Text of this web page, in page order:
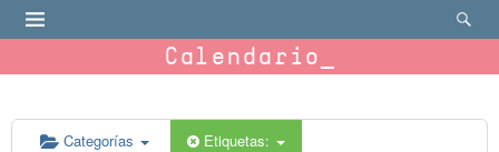
Calendario
Categorías Etiquetas:
6:00 am